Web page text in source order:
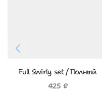
Full Swirly set / Полный
Свирли Сет
425 ₽